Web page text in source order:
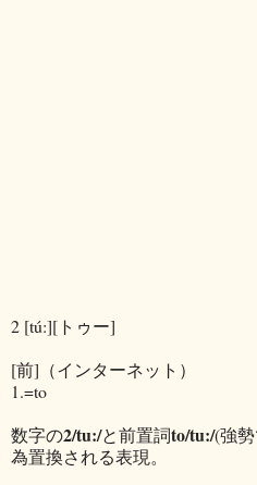
2 [tú:][トゥー]
[前]（インターネット）
1.=to
数字の2/tu:/と前置詞to/tu:/(強
為置換される表現。